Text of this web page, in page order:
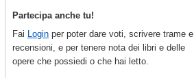
Partecipa anche tu!
Fai Login per poter dare voti, scrivere trame e
recensioni, e per tenere nota dei libri e delle
opere che possiedi o che hai letto.